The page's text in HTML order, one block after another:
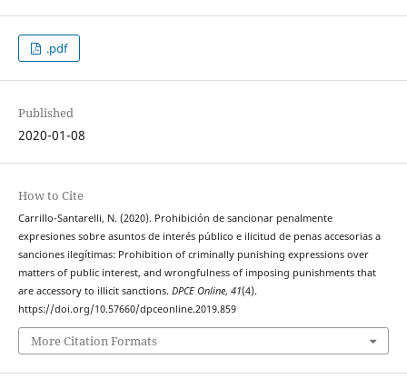
.pdf
Published
2020-01-08
How to Cite
Carrillo-Santarelli, N. (2020). Prohibición de sancionar penalmente
expresiones sobre asuntos de interés público e ilicitud de penas accesorias a
sanciones ilegítimas: Prohibition of criminally punishing expressions over
matters of public interest, and wrongfulness of imposing punishments that
are accessory to illicit sanctions. DPCE Online, 41(4).
https://doi.org/10.57660/dpceonline.2019.859
More Citation Formats